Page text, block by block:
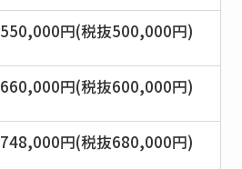
550,000円(税抜500,000円)
660,000円(税抜600,000円)
748,000円(税抜680,000円)